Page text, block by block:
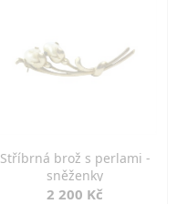
Stříbrná brož s perlami -
sněženky
2 200 Kč